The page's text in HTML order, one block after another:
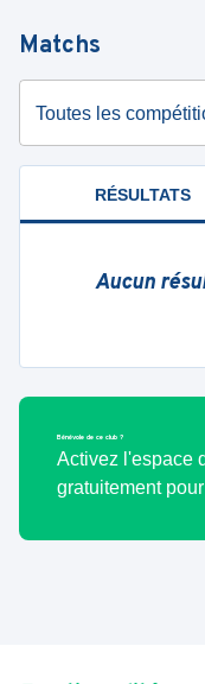
Matchs
Toutes les
RÉSULTATS
Aucun
Bénévole de ce club ?
Activez l'espace
gratuitement